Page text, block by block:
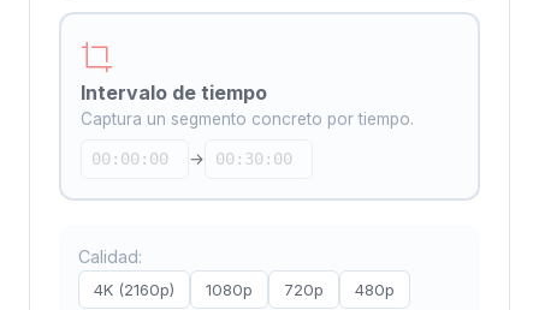
Intervalo de tiempo
Captura un segmento concreto por tiempo.
→
Calidad:
4K (2160p) 1080p 720p 480p